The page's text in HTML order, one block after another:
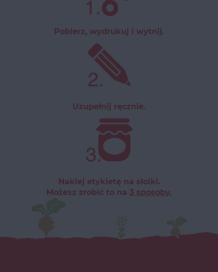
Pobierz, wydrukuj i wytnij.
Uzupełnij ręcznie.
Naklej etykietę na słoiki.
Możesz zrobić to na 3 sposoby.